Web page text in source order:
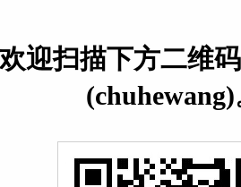
迎扫描下方二维
(chuhewang)